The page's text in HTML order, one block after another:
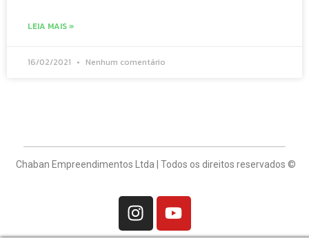
LEIA MAIS »
16/02/2021 Nenhum comentário
Chaban Empreendimentos Ltda | Todos os direitos reservados ©